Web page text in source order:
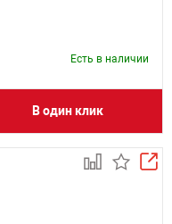
Есть в наличии
В один клик